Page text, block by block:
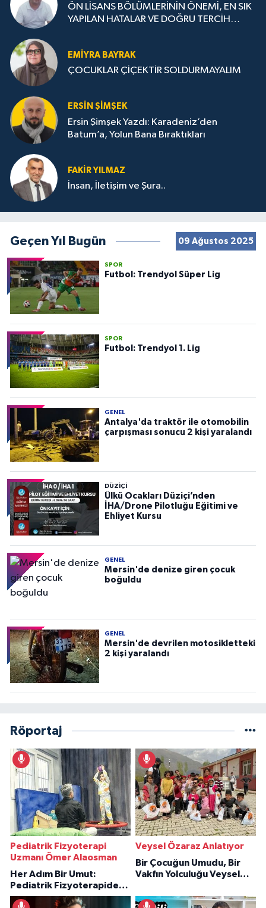
ÖN LİSANS BÖLÜMLERİNİN ÖNEMİ, EN SIK
YAPILAN HATALAR VE DOĞRU TERCİH
EMIYRA BAYRAK
ÇOCUKLAR ÇİÇEKTİR SOLDURMAYALIM
ERSIN ŞIMŞEK
Ersin Şimşek Yazdı: Karadeniz’den
Batum’a, Yolun Bana Bıraktıkları
FAKIR YILMAZ
İnsan, İletişim ve Şura..
Geçen Yıl Bugün 09 Ağustos 2025
SPOR
Futbol: Trendyol Süper Lig
SPOR
Futbol: Trendyol 1. Lig
GENEL
Antalya'da traktör ile otomobilin
çarpışması sonucu 2 kişi yaralandı
DÜZIÇI
Ülkü Ocakları Düziçi’nden
İHA/Drone Pilotluğu Eğitimi ve
Ehliyet Kursu
GENEL
Mersin'de denize giren çocuk
boğuldu
GENEL
Mersin'de devrilen motosikletteki
2 kişi yaralandı
Röportaj
Pediatrik Fizyoterapi
Uzmanı Ömer Alaosman
Her Adım Bir Umut:
Pediatrik Fizyoterapiden
İlham Veren Hikâyeler
Veysel Özaraz Anlatıyor
Bir Çocuğun Umudu, Bir
Vakfın Yolculuğu Veysel